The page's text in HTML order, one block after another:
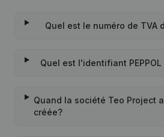
Quel est le numéro de TVA
Quel est l'identifiant
Quand la société Teo Project
créée?